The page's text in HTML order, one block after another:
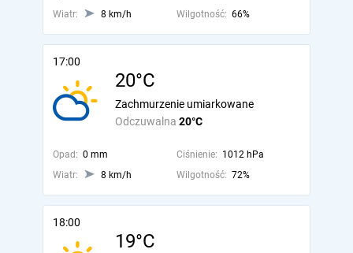
Wiatr:
8 km/h Wilgotność: 66%
17:00
20°C
Odczuwalna 20°C
Zachmurzenie umiarkowane
Opad: 0 mm Ciśnienie: 1012 hPa
Wiatr:
8 km/h Wilgotność: 72%
18:00
19°C